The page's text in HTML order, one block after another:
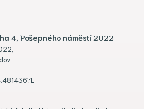
4, Pošepného náměstí 2022